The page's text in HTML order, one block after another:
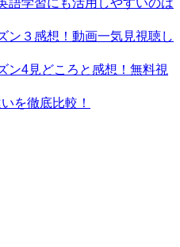
ン３感想！動画一気見視聴し
ン4見どころと感想！無料視
を徹底比較！